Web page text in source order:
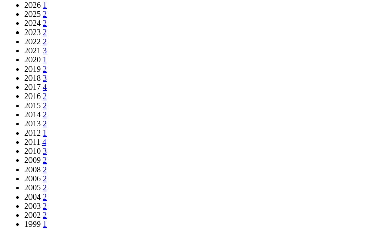
2026 1
2025 2
2024 2
2023 2
2022 2
2021 3
2020 1
2019 2
2018 3
2017 4
2016 2
2015 2
2014 2
2013 2
2012 1
2011 4
2010 3
2009 2
2008 2
2006 2
2005 2
2004 2
2003 2
2002 2
1999 1